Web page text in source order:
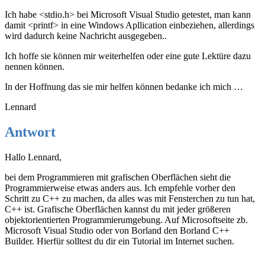
Ich habe <stdio.h> bei Microsoft Visual Studio getestet, man kann
damit <printf> in eine Windows Apllication einbeziehen, allerdings
wird dadurch keine Nachricht ausgegeben..
Ich hoffe sie können mir weiterhelfen oder eine gute Lektüre dazu
nennen können.
In der Hoffnung das sie mir helfen können bedanke ich mich …
Lennard
Antwort
Hallo Lennard,
bei dem Programmieren mit grafischen Oberflächen sieht die
Programmierweise etwas anders aus. Ich empfehle vorher den
Schritt zu C++ zu machen, da alles was mit Fensterchen zu tun hat,
C++ ist. Grafische Oberflächen kannst du mit jeder größeren
objektorientierten Programmierumgebung. Auf Microsoftseite zb.
Microsoft Visual Studio oder von Borland den Borland C++
Builder. Hierfür solltest du dir ein Tutorial im Internet suchen.